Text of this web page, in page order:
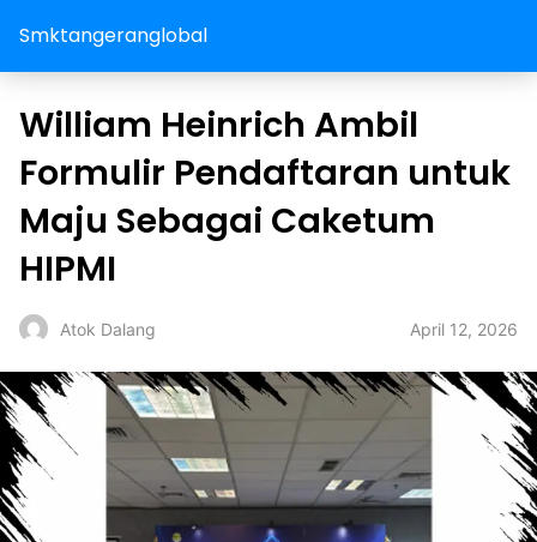
Smktangeranglobal
William Heinrich Ambil
Formulir Pendaftaran untuk
Maju Sebagai Caketum
HIPMI
Atok Dalang April 12, 2026